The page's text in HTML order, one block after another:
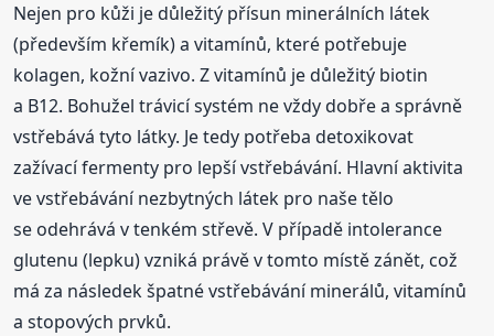
Nejen pro kůži je důležitý přísun minerálních látek
(především křemík) a vitamínů, které potřebuje
kolagen, kožní vazivo. Z vitamínů je důležitý biotin
a B12. Bohužel trávicí systém ne vždy dobře a správně
vstřebává tyto látky. Je tedy potřeba detoxikovat
zažívací fermenty pro lepší vstřebávání. Hlavní aktivita
ve vstřebávání nezbytných látek pro naše tělo
se odehrává v tenkém střevě. V případě intolerance
glutenu (lepku) vzniká právě v tomto místě zánět, což
má za následek špatné vstřebávání minerálů, vitamínů
a stopových prvků.